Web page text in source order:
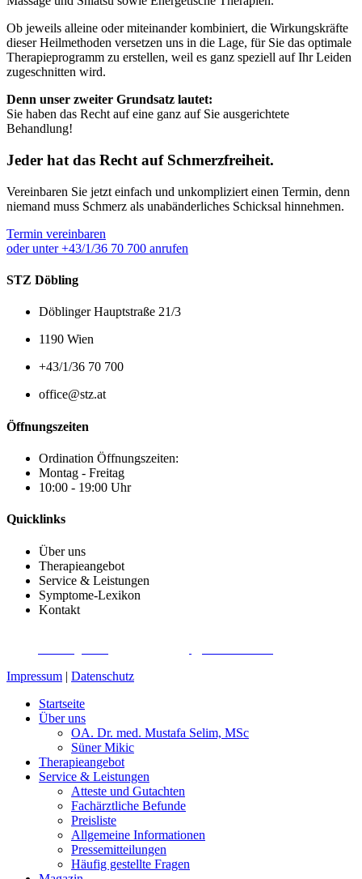
Ob jeweils alleine oder miteinander kombiniert, die Wirkungskräfte
dieser Heilmethoden versetzen uns in die Lage, für Sie das optimale
Therapieprogramm zu erstellen, weil es ganz speziell auf Ihr Leiden
zugeschnitten wird.
Denn unser zweiter Grundsatz lautet:
Sie haben das Recht auf eine ganz auf Sie ausgerichtete
Behandlung!
Jeder hat das Recht auf Schmerzfreiheit.
Vereinbaren Sie jetzt einfach und unkompliziert einen Termin, denn
niemand muss Schmerz als unabänderliches Schicksal hinnehmen.
Termin vereinbaren
oder unter +43/1/36 70 700 anrufen
STZ Döbling
Döblinger Hauptstraße 21/3
1190 Wien
+43/1/36 70 700
office@stz.at
Öffnungszeiten
Ordination Öffnungszeiten:
Montag - Freitag
10:00 - 19:00 Uhr
Quicklinks
Über uns
Therapieangebot
Service & Leistungen
Symptome-Lexikon
Kontakt
Impressum | Datenschutz
Startseite
Über uns
OA. Dr. med. Mustafa Selim, MSc
Süner Mikic
Therapieangebot
Service & Leistungen
Atteste und Gutachten
Fachärztliche Befunde
Preisliste
Allgemeine Informationen
Pressemitteilungen
Häufig gestellte Fragen